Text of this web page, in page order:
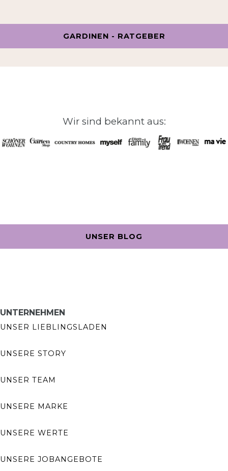
GARDINEN - RATGEBER
Wir sind bekannt aus:
UNSER BLOG
UNTERNEHMEN
UNSER LIEBLINGSLADEN
UNSERE STORY
UNSER TEAM
UNSERE MARKE
UNSERE WERTE
UNSERE JOBANGEBOTE